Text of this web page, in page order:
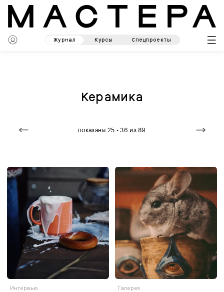
Журнал Курсы Спецпроекты
Керамика
показаны 25 - 36 из 89
Интервью Галерея